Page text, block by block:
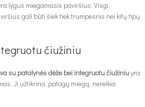
lygus miegamasis paviršius. Visgi,
gali būti šiek tiek trumpesnis nei kitų tipų
čiužiniu
su patalynės dėže bei integruotu čiužiniuyra
Ji užtikrina patogų miegą, nereikia